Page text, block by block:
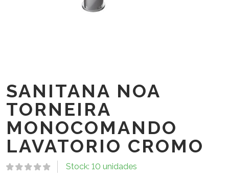
SANITANA NOA
TORNEIRA
MONOCOMANDO
LAVATORIO CROMO
Stock: 10 unidades